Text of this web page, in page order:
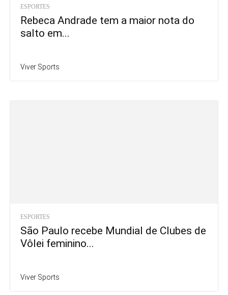
ESPORTES
Rebeca Andrade tem a maior nota do
salto em...
Viver Sports
ESPORTES
São Paulo recebe Mundial de Clubes de
Vôlei feminino...
Viver Sports